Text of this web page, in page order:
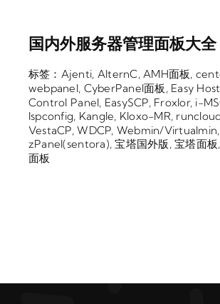
国内外服务器管理面板大全
标签： Ajenti, AlternC,AMH面板,
webpanel, CyberPanel面板 , Easy
Control Panel, EasySCP, Froxlor, i-
Ispconfig, Kangle, Kloxo-MR,
VestaCP,WDCP, Webmin/Virtualmin,
zPanel(sentora),宝塔国外版,宝塔面板,
面板